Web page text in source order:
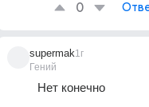
0
supermak
Гений
1г
Нет конечно